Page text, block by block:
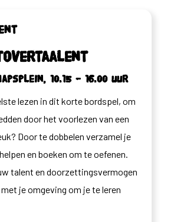
10.15 – 16.00 uur
lezen in dit korte bordspel, om
door het voorlezen van een
Door te dobbelen verzamel je
en boeken om te oefenen.
talent en doorzettingsvermogen
je omgeving om je te leren